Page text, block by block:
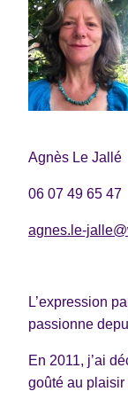
Agnès Le Jallé
06 07 49 65 47
agnes.le-
L’expression
passionne
En 2011, j’ai
goûté au plaisir